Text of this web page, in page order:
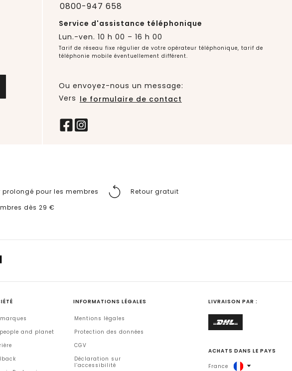
0800-947 658
Service d'assistance téléphonique
Lun.-ven. 10 h 00 – 16 h 00
Tarif de réseau fixe régulier de votre opérateur téléphonique, tarif de
téléphonie mobile éventuellement différent.
Ou envoyez-nous un message:
Vers le formulaire de contact
prolongé pour les membres
Retour gratuit
dès 29 €
and planet
INFORMATIONS LÉGALES
Mentions lègales
Protection des données
CGV
Déclaration sur
l’accessibilité
LIVRAISON PAR :
ACHATS DANS LE PAYS
France